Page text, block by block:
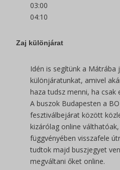
03:00
04:10
Zaj különjárat
Idén is segítünk a Mátrába
különjáratunkat, amivel
haza tudsz menni, ha csak
A buszok Budapesten a
fesztiválbejárat között
kizárólag online
függvényében visszafele
tudtok majd buszjegyet
megváltani őket online.